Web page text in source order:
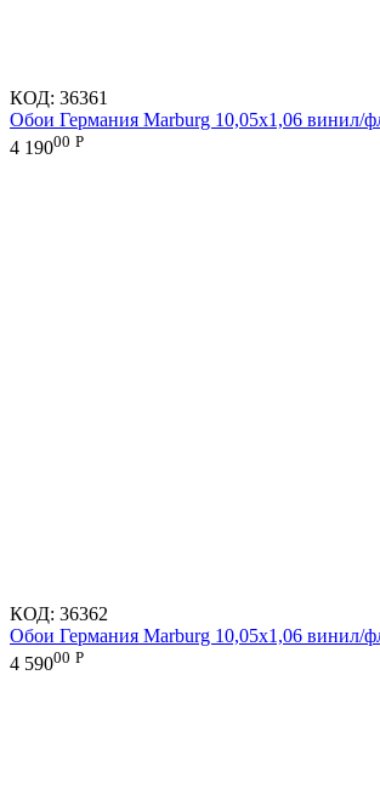
КОД: 36361
Обои Германия Marburg 10,05x1,06 винил/
4 19000 Р
КОД: 36362
Обои Германия Marburg 10,05x1,06 винил/
4 59000 Р